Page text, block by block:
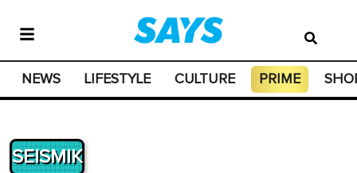
NEWS LIFESTYLE CULTURE PRIME
SEISMIK